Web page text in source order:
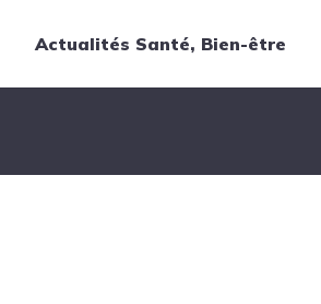
Actualités Santé, Bien-être